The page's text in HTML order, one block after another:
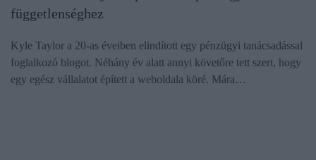
függetlenséghez
Kyle Taylor a 20-as éveiben elindított egy pénzügyi tanácsadással
foglalkozó blogot. Néhány év alatt annyi követőre tett szert, hogy
egy egész vállalatot épített a weboldala köré. Mára…